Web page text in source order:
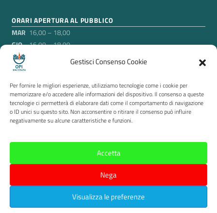
Gestisci Consenso Cookie
Per fornire le migliori esperienze, utilizziamo tecnologie come i cookie per
memorizzare e/o accedere alle informazioni del dispositivo. Il consenso a queste
tecnologie ci permetterà di elaborare dati come il comportamento di navigazione
o ID unici su questo sito. Non acconsentire o ritirare il consenso può influire
negativamente su alcune caratteristiche e funzioni.
Accetta
Nega
Visualizza le preferenze
ORARI APERTURA AL PUBBLICO
MAR 16,00 – 18,00
GIO
16,00 – 18,00
Nei mesi di luglio e agosto, esclusa la settimana di
soltanto il martedì pomeriggio, agli orari suddetti.
Sezione Link Utili
Privacy | Cookie policy | Contatti |
|
Credits